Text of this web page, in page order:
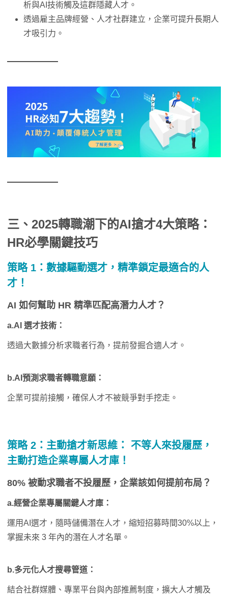
析與AI技術觸及這群隱藏人才。
透過雇主品牌經營、人才社群建立，企業可提升長期人
才吸引力。
三、2025轉職潮下的AI搶才4大策略：
HR必學關鍵技巧
策略 1：數據驅動選才，精準鎖定最適合的人
才！
AI 如何幫助 HR 精準匹配高潛力人才？
a.AI 選才技術：
透過大數據分析求職者行為，提前發掘合適人才。
b.AI 預測求職者轉職意願：
企業可提前接觸，確保人才不被競爭對手挖走。
策略 2： 主動搶才新思維： 不等人來投履歷 ，
主動打造企業專屬人才庫！
80% 被動求職者不投履歷，企業該如何提前布局？
a.經營企業專屬關鍵人才庫：
運用AI選才，隨時儲備潛在人才，縮短招募時間30%以上，
掌握未來 3 年內的潛在人才名單。
b.多元化人才搜尋管道：
結合社群媒體、專業平台與內部推薦制度，擴大人才觸及